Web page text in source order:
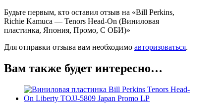
Будьте первым, кто оставил отзыв на «Bill Perkins,
Richie Kamuca — Tenors Head-On (Виниловая
пластинка, Япония, Промо, С ОБИ)»
Для отправки отзыва вам необходимо авторизоваться.
Вам также будет интересно…